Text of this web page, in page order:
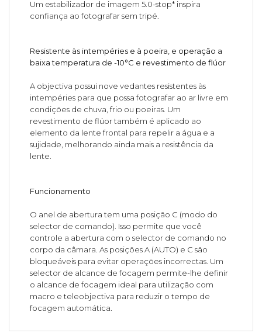
Um estabilizador de imagem 5.0-stop* inspira
confiança ao fotografar sem tripé.
Resistente às intempéries e à poeira, e operação a
baixa temperatura de -10°C e revestimento de flúor
A objectiva possui nove vedantes resistentes às
intempéries para que possa fotografar ao ar livre em
condições de chuva, frio ou poeiras. Um
revestimento de flúor também é aplicado ao
elemento da lente frontal para repelir a água e a
sujidade, melhorando ainda mais a resistência da
lente.
Funcionamento
O anel de abertura tem uma posição C (modo do
selector de comando). Isso permite que você
controle a abertura com o selector de comando no
corpo da câmara. As posições A (AUTO) e C são
bloqueáveis para evitar operações incorrectas. Um
selector de alcance de focagem permite-lhe definir
o alcance de focagem ideal para utilização com
macro e teleobjectiva para reduzir o tempo de
focagem automática.